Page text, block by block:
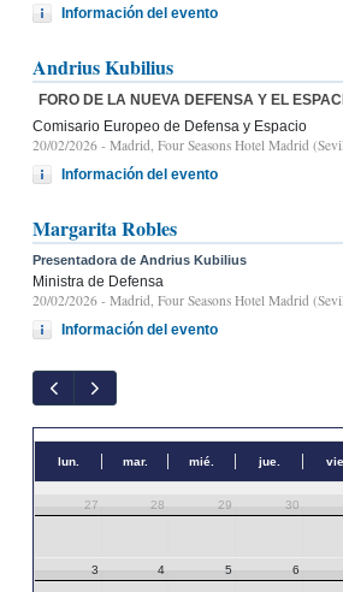
Información del evento
Andrius Kubilius
FORO DE LA NUEVA DEFENSA Y EL
Comisario Europeo de Defensa y Espacio
20/02/2026 - Madrid, Four Seasons Hotel Madrid
Información del evento
Margarita Robles
Presentadora de Andrius Kubilius
Ministra de Defensa
20/02/2026 - Madrid, Four Seasons Hotel Madrid
Información del evento
lun. mar. mié. jue. vie.
27 28 29 30
3 4 5 6